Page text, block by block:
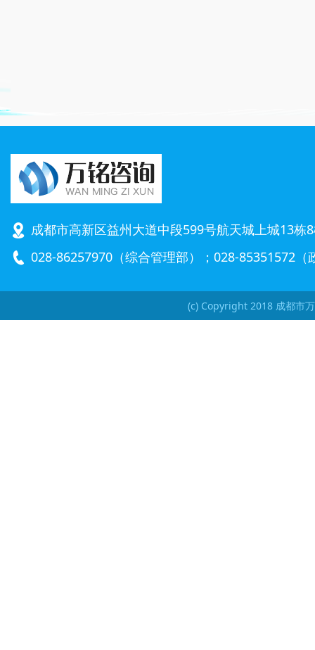
成都市高新区益州大道中段599号航天城上城13栋
028-86257970（综合管理部）；028-85351572（
(c) Copyright 2018 成都市